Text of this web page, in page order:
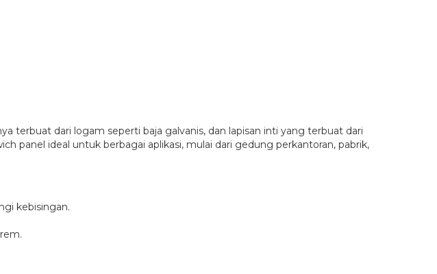
terbuat dari logam seperti baja galvanis, dan lapisan inti yang terbuat dari
panel ideal untuk berbagai aplikasi, mulai dari gedung perkantoran, pabrik,
kebisingan.